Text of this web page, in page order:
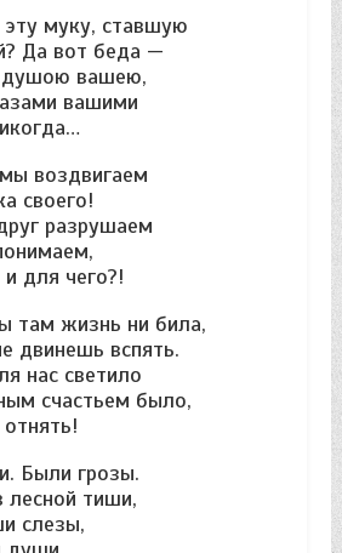
муку, ставшую
Да вот беда —
душою вашею,
вашими
воздвигаем
своего!
разрушаем
для чего?!
там жизнь ни била,
двинешь вспять.
нас светило
счастьем было,
Были грозы.
тиши,
слезы,